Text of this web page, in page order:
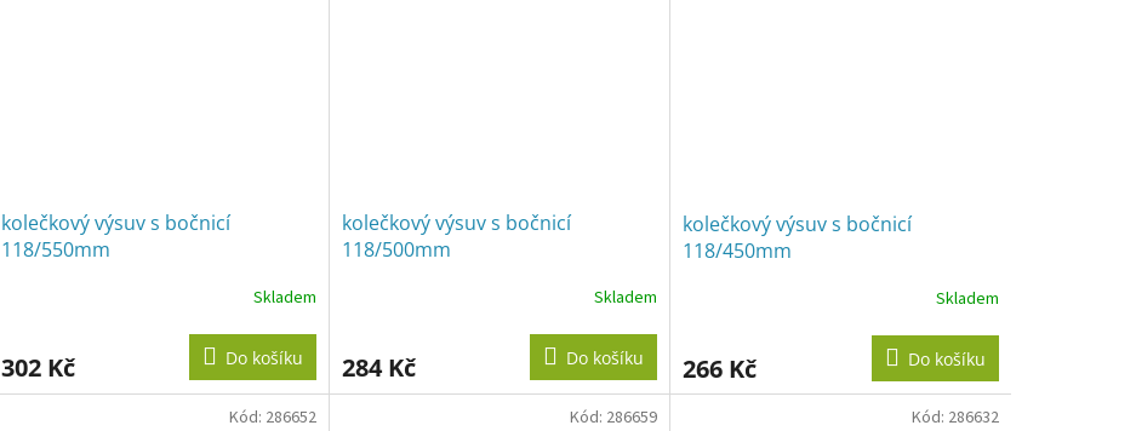
kolečkový výsuv s bočnicí
118/550mm
Skladem
302 Kč Do košíku
kolečkový výsuv s bočnicí
118/500mm
Skladem
284 Kč Do košíku
kolečkový výsuv s bočnicí
118/450mm
Skladem
266 Kč Do košíku
Kód: 286652 Kód: 286659 Kód: 286632